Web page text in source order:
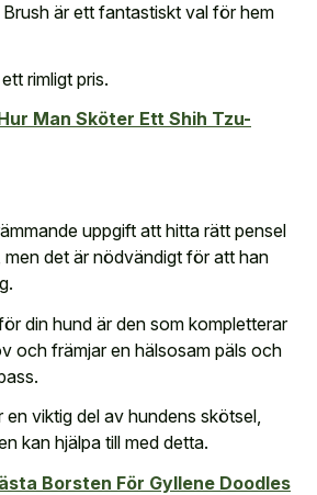
är ett fantastiskt val för hem
rimligt pris.
Man Sköter Ett Shih Tzu-
uppgift att hitta rätt pensel
det är nödvändigt för att han
din hund är den som kompletterar
och främjar en hälsosam päls och
viktig del av hundens skötsel,
kan hjälpa till med detta.
Borsten För Gyllene Doodles